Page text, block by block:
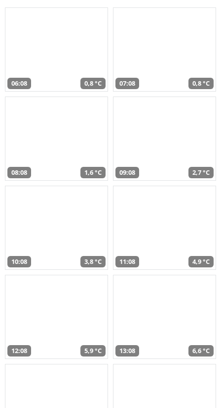
06:08 0,8 °C 07:08 0,8 °C
08:08 1,6 °C 09:08 2,7 °C
10:08 3,8 °C 11:08 4,9 °C
12:08 5,9 °C 13:08 6,6 °C